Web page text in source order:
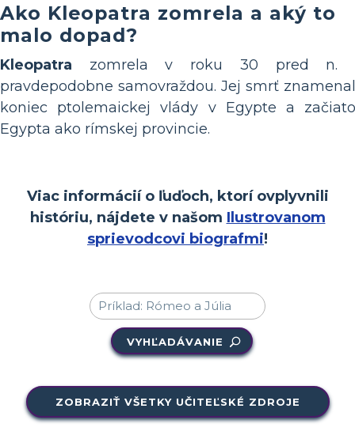
Ako Kleopatra zomrela a aký to
malo dopad?
Kleopatra zomrela v roku 30 pred n.
pravdepodobne samovraždou. Jej smrť
koniec ptolemaickej vlády v Egypte a
Egypta ako rímskej provincie.
Viac informácií o ľuďoch, ktorí ovplyvnili
históriu, nájdete v našom Ilustrovanom
sprievodcovi biografmi!
VYHĽADÁVANIE
ZOBRAZIŤ VŠETKY UČITEĽSKÉ ZDROJE